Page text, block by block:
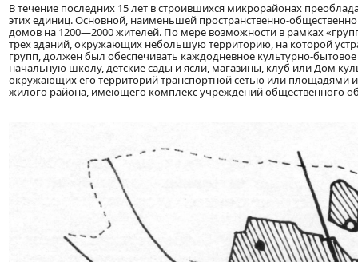
В течение последних 15 лет в строившихся микрорайонах
этих единиц. Основной, наименьшей пространственно-
домов на 1200—2000 жителей. По мере возможности в рамках
трех зданий, окружающих небольшую территорию, на которой
групп, должен был обеспечивать каждодневное культурно-
начальную школу, детские сады и ясли, магазины, клуб или Дом
окружающих его территорий транспортной сетью или площадями
жилого района, имеющего комплекс учреждений общественного